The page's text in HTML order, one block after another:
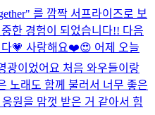
를 깜짝 서프라이즈로 보
한 경험이 되었습니다!! 다음
다💗 사랑해요❤️😍 어제 오늘
광이었어요 처음 와우들이랑
노래도 함께 불러서 너무 좋은
원을 맘껏 받은 거 같아서 힘